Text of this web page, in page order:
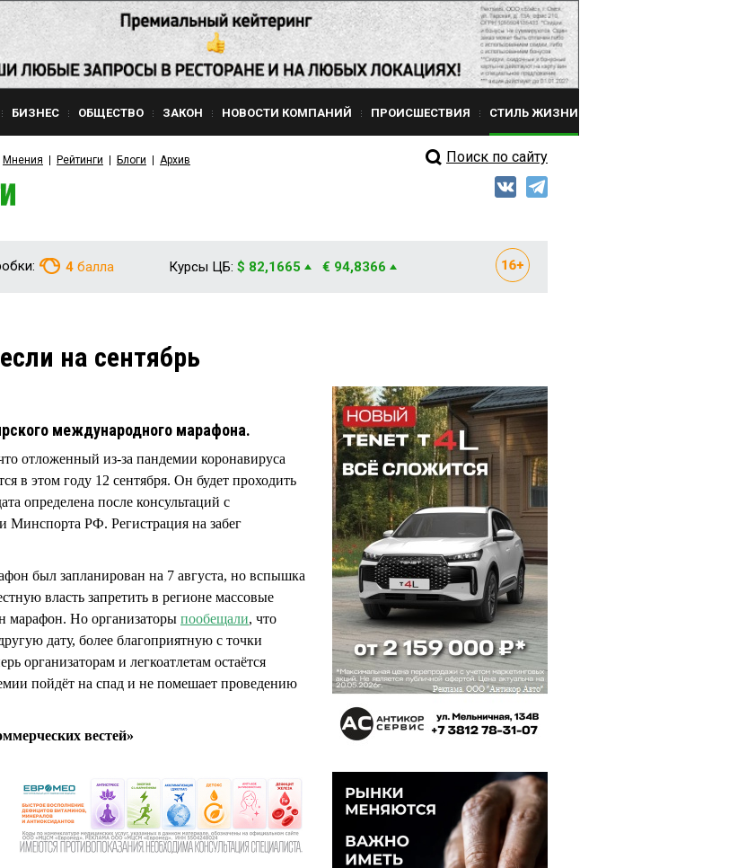
БИЗНЕС ОБЩЕСТВО ЗАКОН НОВОСТИ КОМПАНИЙ ПРОИСШЕСТВИЯ СТИЛЬ ЖИЗНИ
Мнения Рейтинги Блоги Архив Поиск по сайту
4 балла Курсы ЦБ: $ 82,1665 € 94,8366
на сентябрь
международного марафона.
отложенный из-за пандемии коронавируса
в этом году 12 сентября. Он будет проходить
определена после консультаций с
Минспорта РФ. Регистрация на забег
был запланирован на 7 августа, но вспышка
власть запретить в регионе массовые
марафон. Но организаторы пообещали, что
дату, более благоприятную с точки
организаторам и легкоатлетам остаётся
пойдёт на спад и не помешает проведению
вестей»